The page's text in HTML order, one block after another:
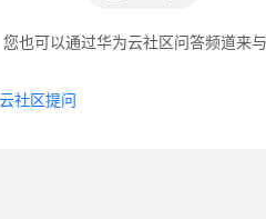
也可以通过华为云社区问答频道来
云社区提问